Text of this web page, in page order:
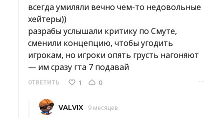
всегда умиляли вечно чем-то недовольные
хейтеры))
разрабы услышали критику по Смуте,
сменили концепцию, чтобы угодить
игрокам, но игроки опять грусть нагоняют
— им сразу гта 7 подавай
ОТВЕТИТЬ 1 0 ···
VALVIX 9 месяцев